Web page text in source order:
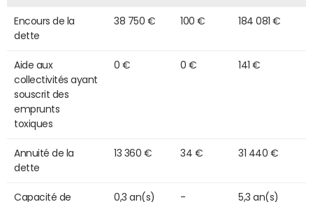
Encours de la
dette
38 750 € 100 € 184 081 €
Aide aux
collectivités ayant
souscrit des
emprunts
toxiques
0 € 0 € 141 €
Annuité de la
dette
13 360 € 34 € 31 440 €
Capacité de
0,3 an(s) - 5,3 an(s)